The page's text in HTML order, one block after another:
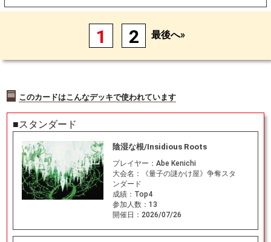
1 2 最後へ»
このカードはこんなデッキで使われています
■スタンダード
陰湿な根/Insidious Roots
プレイヤー： Abe Kenichi
大会名：
《量子の謎かけ屋》争奪スタ
ンダード
成績： Top4
参加人数： 13
開催日： 2026/07/26